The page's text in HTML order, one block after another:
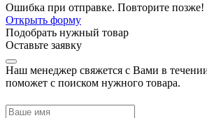
Ошибка при отправке. Повторите позже!
Открыть форму
Подобрать нужный товар
Оставьте заявку
Наш менеджер свяжется с Вами в
поможет с поиском нужного товара.